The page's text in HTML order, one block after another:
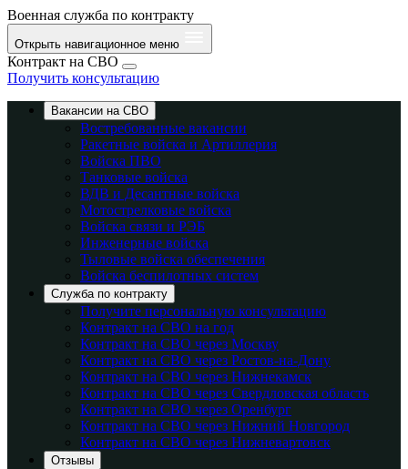
Военная служба по контракту
Открыть навигационное меню
Контракт на СВО
Получить консультацию
Вакансии на СВО
Востребованные вакансии
Ракетные войска и Артиллерия
Войска ПВО
Танковые войска
ВДВ и Десантные войска
Мотострелковые войска
Войска связи и РЭБ
Инженерные войска
Тыловые войска обеспечения
Войска беспилотных систем
Служба по контракту
Получите персональную консультацию
Контракт на СВО на год
Контракт на СВО через Москву
Контракт на СВО через Ростов-на-Дону
Контракт на СВО через Нижнекамск
Контракт на СВО через Свердловская область
Контракт на СВО через Оренбург
Контракт на СВО через Нижний Новгород
Контракт на СВО через Нижневартовск
Отзывы